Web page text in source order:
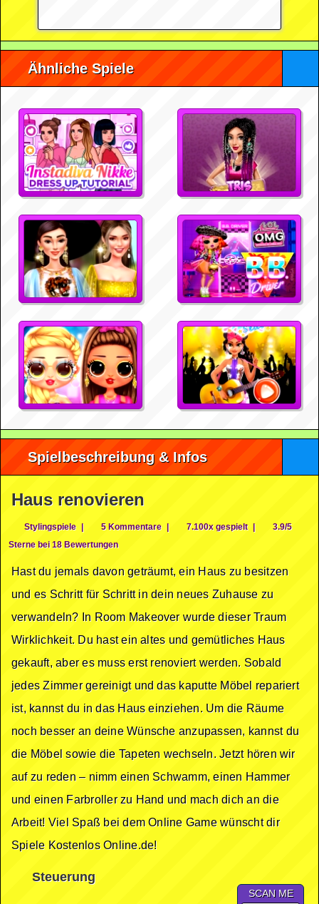
Ähnliche Spiele
Spielbeschreibung & Infos
Haus renovieren
Stylingspiele | 5 Kommentare | 7.100x gespielt |
3.9/5
Sterne bei 18 Bewertungen
Hast du jemals davon geträumt, ein Haus zu besitzen
und es Schritt für Schritt in dein neues Zuhause zu
verwandeln? In Room Makeover wurde dieser Traum
Wirklichkeit. Du hast ein altes und gemütliches Haus
gekauft, aber es muss erst renoviert werden. Sobald
jedes Zimmer gereinigt und das kaputte Möbel repariert
ist, kannst du in das Haus einziehen. Um die Räume
noch besser an deine Wünsche anzupassen, kannst du
die Möbel sowie die Tapeten wechseln. Jetzt hören wir
auf zu reden – nimm einen Schwamm, einen Hammer
und einen Farbroller zu Hand und mach dich an die
Arbeit! Viel Spaß bei dem Online Game wünscht dir
Spiele Kostenlos Online.de!
Steuerung
SCAN ME